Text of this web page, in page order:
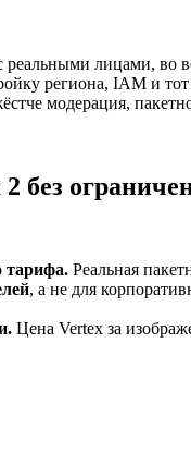
реальными лицами, во
региона, IAM и
модерация,
без
тарифа. Реальная
, а не для
Цена Vertex за